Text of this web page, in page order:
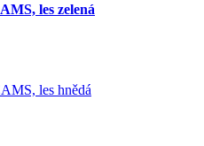
les zelená